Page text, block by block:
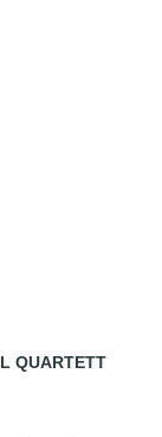
QUARTETT